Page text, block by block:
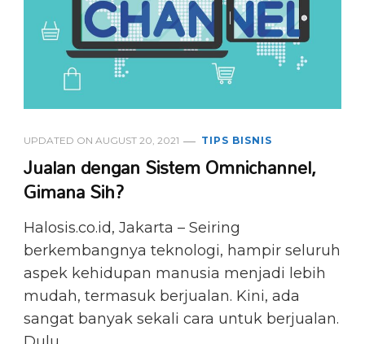
UPDATED ON AUGUST 20, 2021 TIPS BISNIS
Jualan dengan Sistem Omnichannel,
Gimana Sih?
Halosis.co.id, Jakarta – Seiring
berkembangnya teknologi, hampir seluruh
aspek kehidupan manusia menjadi lebih
mudah, termasuk berjualan. Kini, ada
sangat banyak sekali cara untuk berjualan.